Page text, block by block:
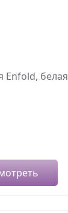
Enfold, белая